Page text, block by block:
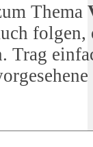
Thema
folgen,
Trag